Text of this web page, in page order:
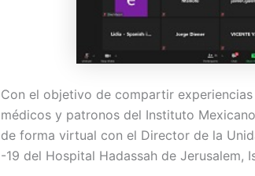
Con el objetivo de compartir
médicos y patronos del Instituto
de forma virtual con el Director de la
-19 del Hospital Hadassah de Jerusalem,